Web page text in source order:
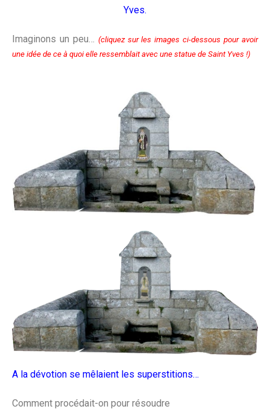
Yves.
Imaginons un peu… (cliquez sur les images ci-dessous pour avoir
une idée de ce à quoi elle ressemblait avec une statue de Saint Yves !)
A la dévotion se mêlaient les superstitions…
Comment procédait-on pour résoudre